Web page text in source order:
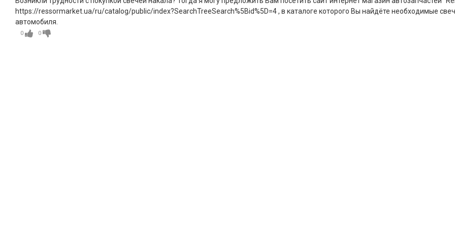
https://ressormarket.ua/ru/catalog/public/index?SearchTreeSearch%5Bid%5D=4 , в каталоге которого Вы найдёте необходимые
автомобиля.
0 0